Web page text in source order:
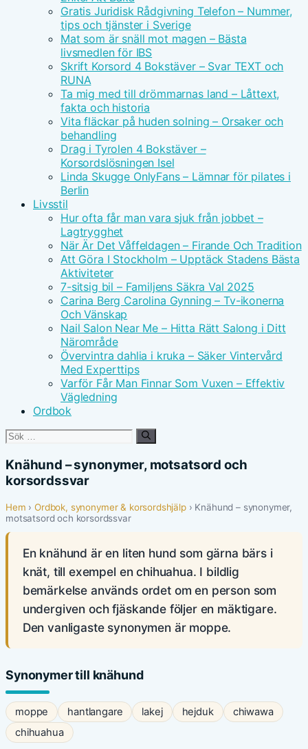
Gratis Juridisk Rådgivning Telefon – Nummer,
tips och tjänster i Sverige
Mat som är snäll mot magen – Bästa
livsmedlen för IBS
Skrift Korsord 4 Bokstäver – Svar TEXT och
RUNA
Ta mig med till drömmarnas land – Låttext,
fakta och historia
Vita fläckar på huden solning – Orsaker och
behandling
Drag i Tyrolen 4 Bokstäver –
Korsordslösningen Isel
Linda Skugge OnlyFans – Lämnar för pilates i
Berlin
Livsstil
Hur ofta får man vara sjuk från jobbet –
Lagtrygghet
När Är Det Våffeldagen – Firande Och Tradition
Att Göra I Stockholm – Upptäck Stadens Bästa
Aktiviteter
7-sitsig bil – Familjens Säkra Val 2025
Carina Berg Carolina Gynning – Tv-ikonerna
Och Vänskap
Nail Salon Near Me – Hitta Rätt Salong i Ditt
Närområde
Övervintra dahlia i kruka – Säker Vintervård
Med Experttips
Varför Får Man Finnar Som Vuxen – Effektiv
Vägledning
Ordbok
Sök
Knähund – synonymer, motsatsord och
korsordssvar
Hem ›Ordbok, synonymer & korsordshjälp› Knähund – synonymer,
motsatsord och korsordssvar
En knähund är en liten hund som gärna bärs i
knät, till exempel en chihuahua. I bildlig
bemärkelse används ordet om en person som
undergiven och fjäskande följer en mäktigare.
Den vanligaste synonymen är moppe.
Synonymer till knähund
moppe hantlangare lakej hejduk
chiwawa
chihuahua